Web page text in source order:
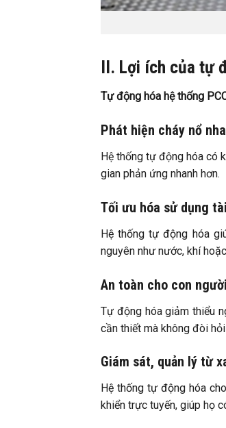
II. Lợi ích của tự
Tự động hóa hệ thống
Phát hiện cháy nổ
Hệ thống tự động hóa có
gian phản ứng nhanh hơn.
Tối ưu hóa sử dụng
Hệ thống tự động hóa
nguyên như nước, khí
An toàn cho con người
Tự động hóa giảm thiểu
cần thiết mà không đòi
Giám sát, quản lý từ
Hệ thống tự động hóa
khiển trực tuyến, giúp họ